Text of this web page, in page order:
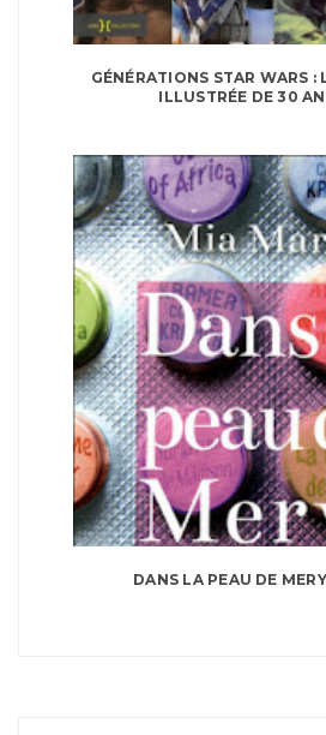
GÉNÉRATIONS STAR WARS :
ILLUSTRÉE DE 30
DANS LA PEAU DE